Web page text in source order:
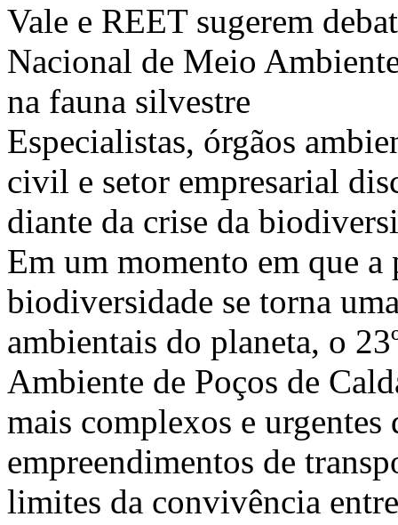
Vale e REET sugerem
Nacional de Meio
na fauna silvestre
Especialistas, órgãos
civil e setor empresarial
diante da crise da
Em um momento em que a
biodiversidade se torna
ambientais do planeta, o
Ambiente de Poços de
mais complexos e
empreendimentos de
limites da convivência